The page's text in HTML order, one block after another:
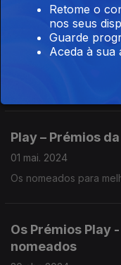
Play – Prémios
Play – Prémios
01 mai. 2024
Os nomeados para
Os Prémios Play
nomeados
Retome o
nos seus
Guarde
Aceda à sua